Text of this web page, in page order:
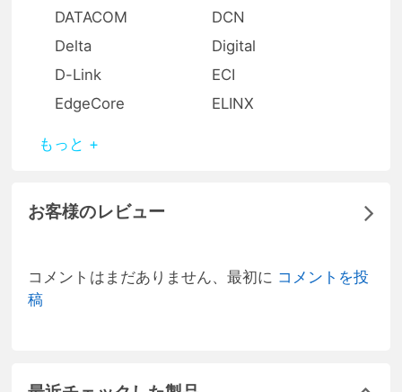
DATACOM
DCN
Delta
Digital
D-Link
ECI
EdgeCore
ELINX
もっと +
お客様のレビュー
コメントはまだありません、最初に コメントを投
稿